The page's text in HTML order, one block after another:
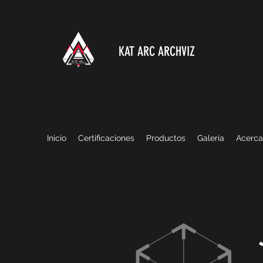
KAT ARC ARCHVIZ
Inicio Certificaciones Productos Galeria